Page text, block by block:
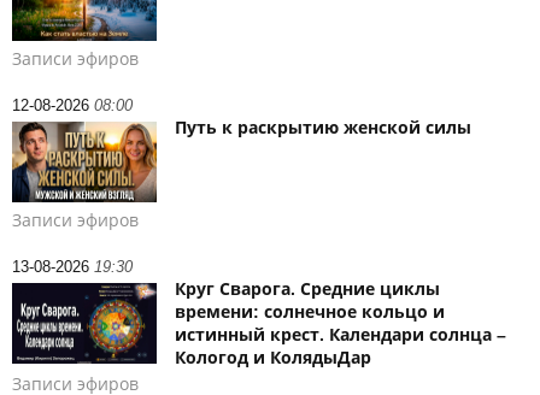
Записи эфиров
12-08-2026 08:00
Путь к раскрытию женской силы
Записи эфиров
13-08-2026 19:30
Круг Сварога. Средние циклы
времени: солнечное кольцо и
истинный крест. Календари солнца –
Кологод и КолядыДар
Записи эфиров